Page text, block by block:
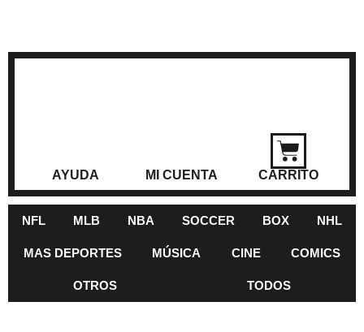
AYUDA MI CUENTA CARRITO
NFL MLB NBA SOCCER BOX NHL
MAS DEPORTES MÚSICA CINE COMICS
OTROS TODOS